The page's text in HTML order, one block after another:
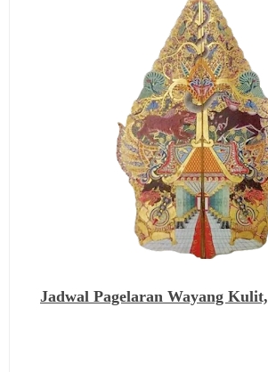
Jadwal Pagelaran Wayang Kulit,